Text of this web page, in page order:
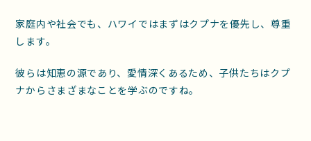
家庭内や社会でも、ハワイではまずはクプナを優先し、尊重
します。
彼らは知恵の源であり、愛情深くあるため、子供たちはクプ
ナからさまざまなことを学ぶのですね。